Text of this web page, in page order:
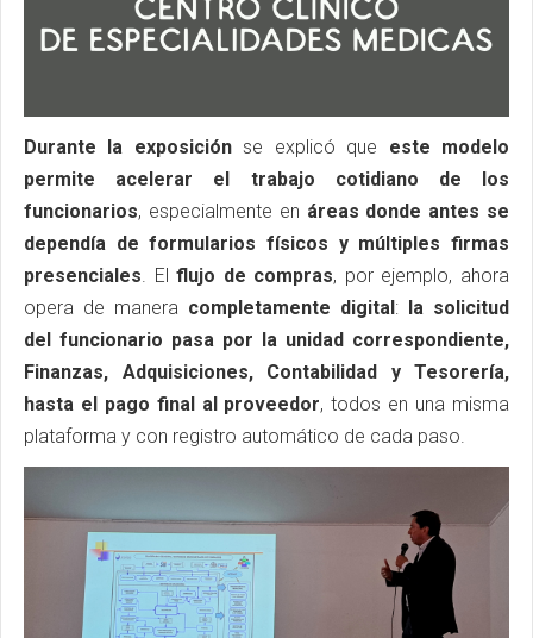
Durante la exposiciónse explicó que este modelo
permite acelerar el trabajo cotidiano de los
funcionarios, especialmente en áreas donde antes se
dependía de formularios físicos y múltiples firmas
presenciales . Elflujo de compras, por ejemplo, ahora
opera de manera completamente digital: la solicitud
del funcionario pasa por la unidad correspondiente,
Finanzas, Adquisiciones, Contabilidad y Tesorería,
hasta el pago final al proveedor, todos en una misma
plataforma y con registro automático de cada paso.